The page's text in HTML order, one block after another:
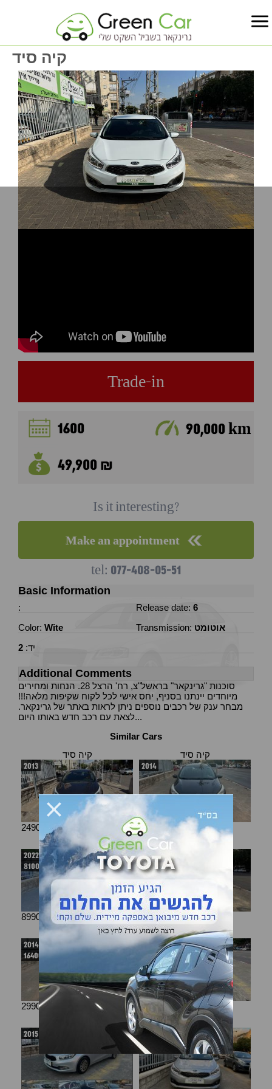
קיה סיד
Trade-in
1600
90,000 km
49,900 ₪
Is it interesting?
Make an appointment
tel: 077-408-05-51
Basic Information
: Release date: 6
Color: Wite Transmission: אוטומט
יד: 2
Additional Comments
סוכנות "גרינקאר" בראשל"צ, רח' הרצל 28. הנחות ומחירים
מיוחדים יינתנו בסניף, יחס אישי לכל לקוח שקיפות מלאה!!!
מבחר ענק של רכבים נוספים ניתן לראות באתר של גרינקאר.
לצאת עם רכב חדש באותו היום...
Similar Cars
קיה סיד
2013
24900.00 ₪
קיה סיד
2014
25900.00 ₪
קיה סיד
2022
81000 km
89900.00 ₪
2015
163000 km
24900.00 ₪
2014
164000 km
29900.00 ₪
קיה סיד
2015
159500 km
35900.00 ₪
2015
קיה סיד
2018